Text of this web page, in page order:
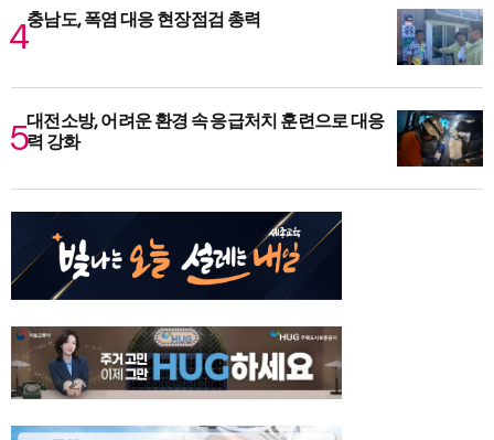
충남도, 폭염 대응 현장점검 총력
대전소방, 어려운 환경 속 응급처치 훈련으로 대응
력 강화